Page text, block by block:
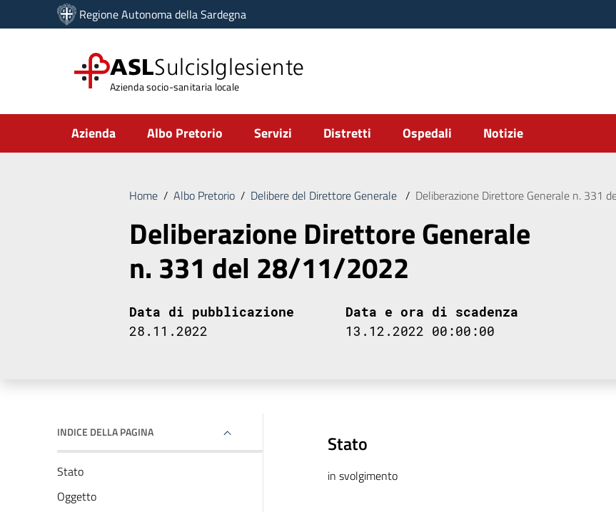
Vai ai contenuti
Vai al menu di navigazione
Regione Autonoma della Sardegna
ASLSulcisIglesiente
Azienda socio-sanitaria locale
Submenu
Azienda Albo Pretorio Servizi Distretti Ospedali Notizie
Home / Albo Pretorio / Delibere del Direttore Generale / Deliberazione Direttore Generale n. 331
Deliberazione Direttore Generale
n. 331 del 28/11/2022
Data di pubblicazione
28.11.2022
Data e ora di scadenza
13.12.2022 00:00:00
INDICE DELLA PAGINA
Stato
Oggetto
Stato
in svolgimento